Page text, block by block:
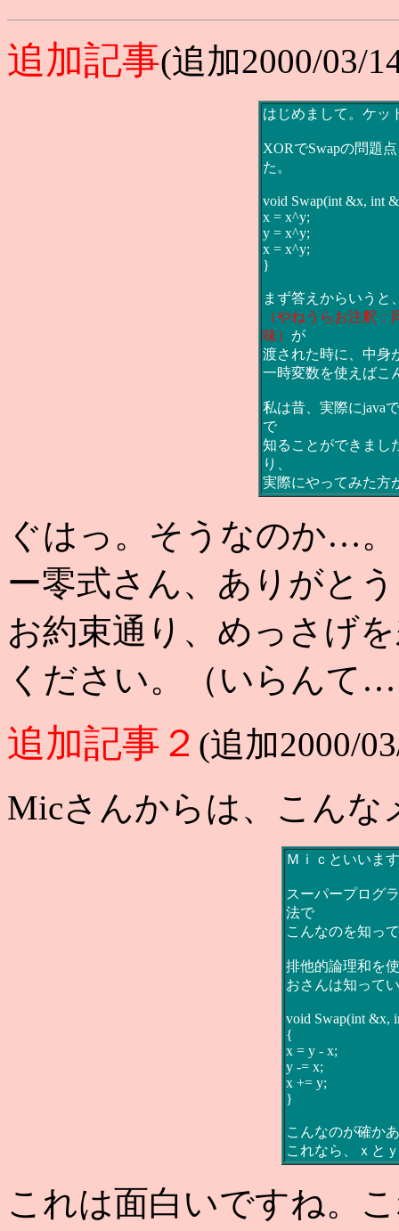
追加記事(追加2000/03/
はじめまして。ケッ
XORでSwapの問題
た。
void Swap(int &x, int
x = x^y;
y = x^y;
x = x^y;
}
まず答えからいうと
（やねうらお注釈
味） が
渡された時に、中身
一時変数を使えばこ
私は昔、実際にjava
で
知ることができまし
り、
実際にやってみた方
ぐはっ。そうなのか…
ー零式さん、ありがと
お約束通り、めっさげ
ください。（いらんて
追加記事２ (追加2000/
Micさんからは、こんな
Ｍｉｃといいま
スーパープログ
法で
こんなのを知っ
排他的論理和を
おさんは知って
void Swap(int &x,
{
x = y - x;
y -= x;
x += y;
}
こんなのが確か
これなら、ｘと
これは面白いですね。